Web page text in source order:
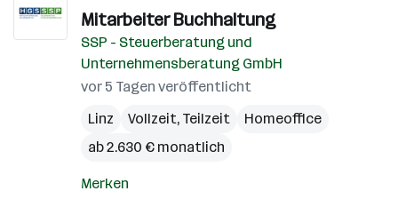
Mitarbeiter Buchhaltung
SSP - Steuerberatung und
Unternehmensberatung GmbH
vor 5 Tagen veröffentlicht
Linz
Vollzeit, Teilzeit
Homeoffice
ab 2.630 € monatlich
Merken